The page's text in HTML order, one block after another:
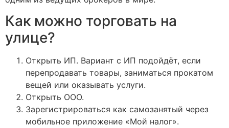
Как можно торговать на
улице?
Открыть ИП. Вариант с ИП подойдёт, если
перепродавать товары, заниматься прокатом
вещей или оказывать услуги.
Открыть ООО.
Зарегистрироваться как самозанятый через
мобильное приложение «Мой налог».